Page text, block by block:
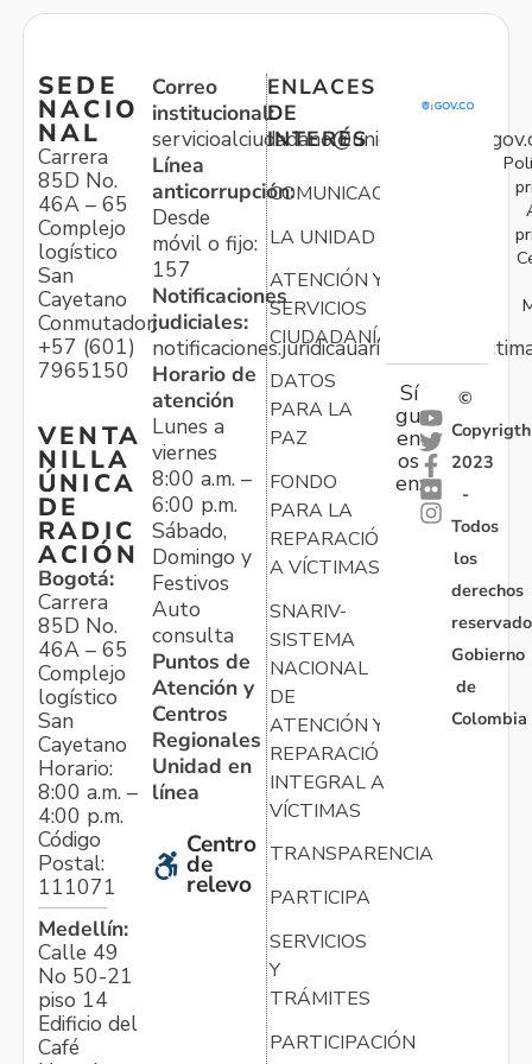
SEDE
NACIO
NAL
Carrera
85D No.
46A – 65
Complejo
logístico
San
Cayetano
Conmutador:
+57 (601)
7965150
VENTA
NILLA
ÚNICA
DE
RADIC
ACIÓN
Bogotá:
Carrera
85D No.
46A – 65
Complejo
logístico
San
Cayetano
Horario:
8:00 a.m. –
4:00 p.m.
Código
Postal:
111071
Medellín:
Calle 49
No 50-21
piso 14
Edificio del
Café
Correo
institucional:
Línea
anticorrupción:
Desde
móvil o fijo:
157
Notificaciones
judiciales:
Horario de
atención
Lunes a
viernes
8:00 a.m. –
6:00 p.m.
Sábado,
Domingo y
Festivos
Auto
consulta
Puntos de
Atención y
Centros
Regionales
Unidad en
línea
Centro
de
relevo
ENLACES
DE
INTERÉS
COMUNICACIONES
LA UNIDAD
ATENCIÓN Y
SERVICIOS
CIUDADANÍA
DATOS
PARA LA
PAZ
FONDO
PARA LA
REPARACIÓN
A VÍCTIMAS
SNARIV-
SISTEMA
NACIONAL
DE
ATENCIÓN Y
REPARACIÓN
INTEGRAL A
VÍCTIMAS
TRANSPARENCIA
PARTICIPA
SERVICIOS
Y
TRÁMITES
PARTICIPACIÓN
Sí
gu
en
os
en:
©
Copyrigth
2023
-
Todos
los
derechos
Gobierno
de
Colombia